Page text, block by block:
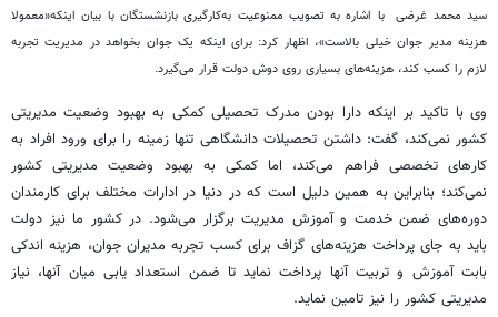
سید محمد غرضی با اشاره به تصویب ممنوعیت به‌کارگیری بازنشستگان با بیان اینکه«معمولا
هزینه مدیر جوان خیلی بالاست»، اظهار کرد: برای اینکه یک جوان بخواهد در مدیریت تجربه
لازم را کسب کند، هزینه‌های بسیاری روی دوش دولت قرار می‌گیرد.
وی با تاکید بر اینکه دارا بودن مدرک تحصیلی کمکی به بهبود وضعیت مدیریتی
کشور نمی‌کند، گفت: داشتن تحصیلات دانشگاهی تنها زمینه را برای ورود افراد به
کارهای تخصصی فراهم می‌کند، اما کمکی به بهبود وضعیت مدیریتی کشور
نمی‌کند؛ بنابراین به همین دلیل است که در دنیا در ادارات مختلف برای کارمندان
دوره‌های ضمن خدمت و آموزش مدیریت برگزار می‌شود. در کشور ما نیز دولت
باید به‌ جای پرداخت هزینه‌های گزاف برای کسب تجربه مدیران جوان، هزینه اندکی
بابت آموزش و تربیت آنها پرداخت نماید تا ضمن استعداد یابی میان آنها، نیاز
مدیریتی کشور را نیز تامین نماید.